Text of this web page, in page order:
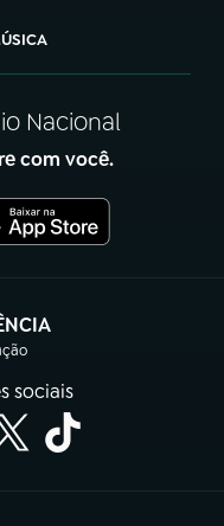
Nacional
com você.
em nova aba)
sociais